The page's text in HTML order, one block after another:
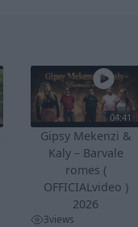
04:41
Gipsy Mekenzi &
Kaly – Barvale
romes (
OFFICIALvideo )
2026
3views